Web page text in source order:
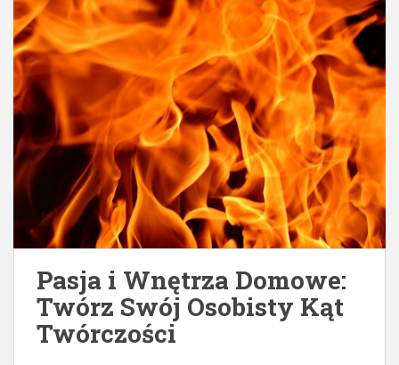
Pasja i Wnętrza Domowe:
Twórz Swój Osobisty Kąt
Twórczości